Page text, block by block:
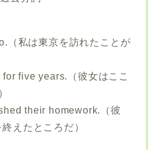
（私は東京を訪れたことが
five years.（彼女はここ
their homework.（彼
えたところだ）